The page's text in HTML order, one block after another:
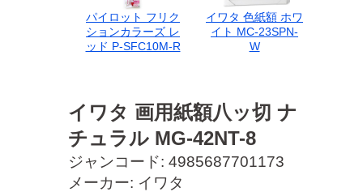
イワタ 画用紙額八ッ切 ナ
チュラル MG-42NT-8
ジャンコード: 4985687701173
メーカー: イワタ
パイロット フリク
ションカラーズ レ
ッド P-SFC10M-R
イワタ 色紙額 ホワ
イト MC-23SPN-
W